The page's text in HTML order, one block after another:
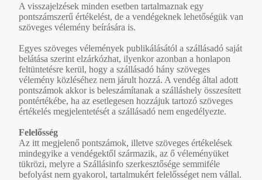
A visszajelzések minden esetben tartalmaznak egy
pontszámszerű értékelést, de a vendégeknek lehetőségük van
szöveges vélemény beírására is.
Egyes szöveges vélemények publikálásától a szállásadó saját
belátása szerint elzárkózhat, ilyenkor azonban a honlapon
feltüntetésre kerül, hogy a szállásadó hány szöveges
vélemény közléséhez nem járult hozzá. A vendég által adott
pontszámok akkor is beleszámítanak a szálláshely összesített
pontértékébe, ha az esetlegesen hozzájuk tartozó szöveges
értékelés megjelentetését a szállásadó nem engedélyezte.
Felelősség
Az itt megjelenő pontszámok, illetve szöveges értékelések
mindegyike a vendégektől származik, az ő véleményüket
tükrözi, melyre a Szállásinfo szerkesztősége semmiféle
befolyást nem gyakorol, tartalmukért felelősséget nem vállal.